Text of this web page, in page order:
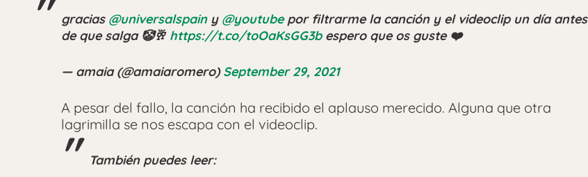
gracias @universalspainy @youtubepor filtrarme la canción y el videoclip un día antes
de que salga 🤡🥂 https://t.co/toOaKsGG3bespero que os guste ❤️
— amaia (@amaiaromero)September 29, 2021
A pesar del fallo, la canción ha recibido el aplauso merecido. Alguna que otra
lagrimilla se nos escapa con el videoclip.
También puedes leer: